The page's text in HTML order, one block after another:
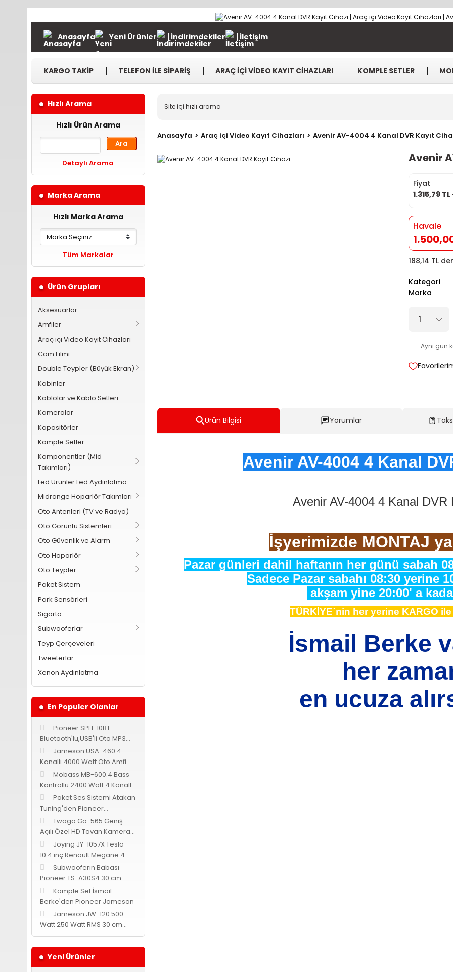
Anasayfa Yeni Ürünler İndirimdekiler İletişim
KARGO TAKİP TELEFON İLE SİPARİŞ ARAÇ İÇİ VİDEO KAYIT CİHAZLARI KOMPLE SETLER
Hızlı Arama
Hızlı Ürün Arama
Ara
Detaylı Arama
Marka Arama
Hızlı Marka Arama
Tüm Markalar
Ürün Grupları
Aksesuarlar
Amfiler
Araç içi Video Kayıt Cihazları
Cam Filmi
Double Teypler (Büyük Ekran)
Kabinler
Kablolar ve Kablo Setleri
Kameralar
Kapasitörler
Komple Setler
Komponentler (Mid
Takımları)
Led Ürünler Led Aydınlatma
Midrange Hoparlör Takımları
Oto Antenleri (TV ve Radyo)
Oto Görüntü Sistemleri
Oto Güvenlik ve Alarm
Oto Hoparlör
Oto Teypler
Paket Sistem
Park Sensörleri
Sigorta
Subwooferlar
Teyp Çerçeveleri
Tweeterlar
Xenon Aydınlatma
En Populer Olanlar
Pioneer SPH-10BT
Bluetooth'lu,USB'li Oto MP3
TeypJameson USA-460 4
Kanallı 4000 Watt Oto Amfi
Bass Kontrollü
Mobass MB-600.4 Bass
Kontrollü 2400 Watt 4 Kanallı
Oto Amfi
Paket Ses Sistemi Atakan
Tuning'den Pioneer
Cadence Jameson
Twogo Go-565 Geniş
Açılı Özel HD Tavan Kamerası
-Siyah-Joying JY-1057X Tesla
10.4 inç Renault Megane 4
Android 9.0
Subwooferın Babası
Pioneer TS-A30S4 30 cm
subwoofer 1400 Watt 400
Watt RMS
Komple Set İsmail
Berke'den Pioneer Jameson
Jameson JW-120 500
Watt 250 Watt RMS 30 cm
Subwoofer
Yeni Ürünler
Anasayfa Araç içi Video Kayıt Cihazları Avenir AV-4004 4 Kanal DVR Kayıt
Avenir
Fiyat
1.315,79
Havale
188,14 TL
Kategori
Marka
Aynı gün
Ürün Bilgisi Yorumlar
Avenir AV-4004 4 Kanal
Avenir AV-4004 4 Kanal DVR
İşyerimizde MONTAJ
Pazar günleri dahil haftanın her günü sabah
Sadece Pazar sabahı 08:30 yerine
akşam yine 20:00' a
TÜRKİYE`nin her yerine KARGO ile
İsmail Berke
her
en ucuza